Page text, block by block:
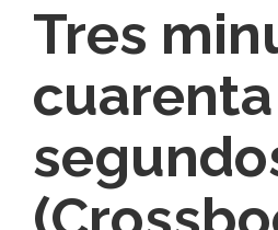
Tres
cuarenta